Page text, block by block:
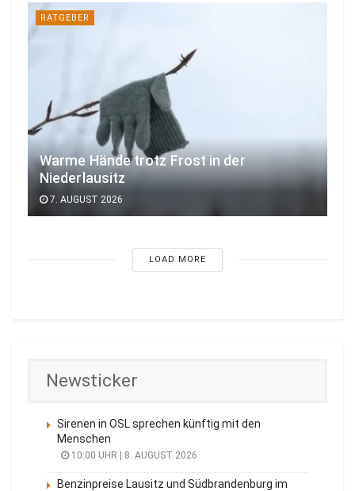
RATGEBER
Warme Hände trotz Frost in der
Niederlausitz
7. AUGUST 2026
LOAD MORE
Newsticker
Sirenen in OSL sprechen künftig mit den
Menschen
10:00 UHR | 8. AUGUST 2026
Benzinpreise Lausitz und Südbrandenburg im